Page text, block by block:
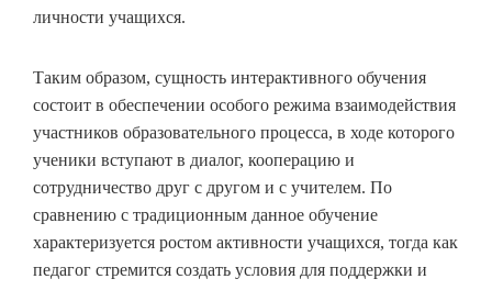
личности учащихся.
Таким образом, сущность интерактивного обучения
состоит в обеспечении особого режима взаимодействия
участников образовательного процесса, в ходе которого
ученики вступают в диалог, кооперацию и
сотрудничество друг с другом и с учителем. По
сравнению с традиционным данное обучение
характеризуется ростом активности учащихся, тогда как
педагог стремится создать условия для поддержки и